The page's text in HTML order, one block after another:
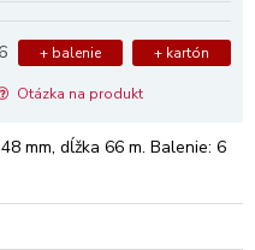
+ balenie + kartón
Otázka na produkt
mm, dĺžka 66 m. Balenie: 6